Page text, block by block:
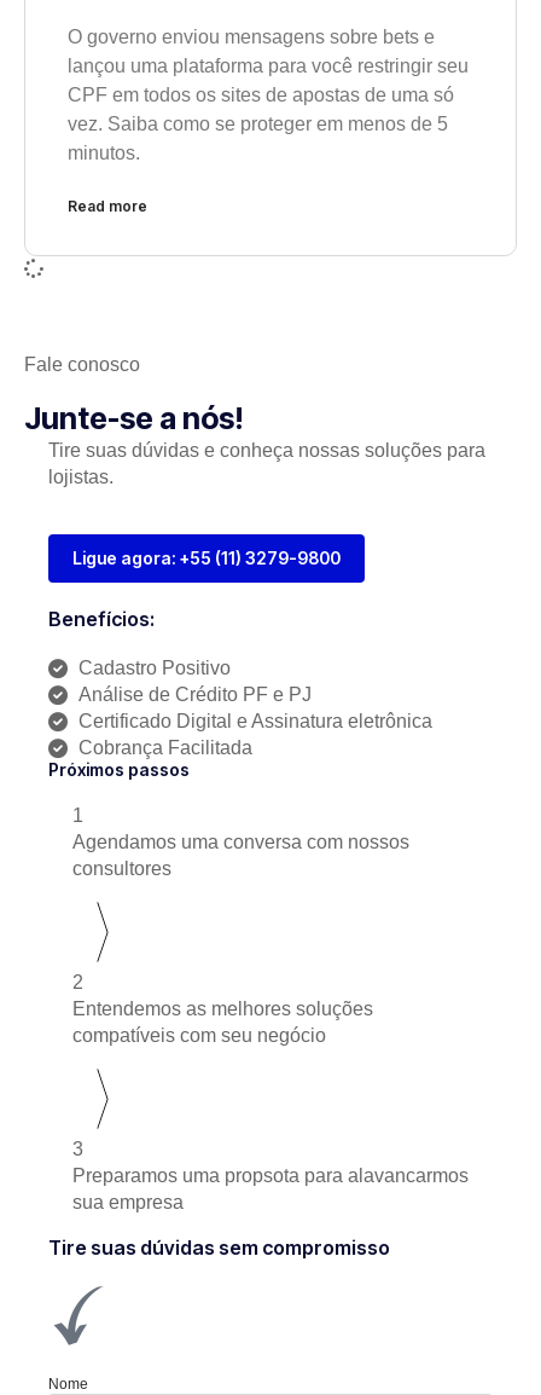
O governo enviou mensagens sobre bets e
lançou uma plataforma para você restringir seu
CPF em todos os sites de apostas de uma só
vez. Saiba como se proteger em menos de 5
minutos.
Read more
Fale conosco
Junte-se a nós!
Tire suas dúvidas e conheça nossas soluções para
lojistas.
Ligue agora: +55 (11) 3279-9800
Benefícios:
Cadastro Positivo
Análise de Crédito PF e PJ
Certificado Digital e Assinatura eletrônica
Cobrança Facilitada
Próximos passos
1
Agendamos uma conversa com nossos
consultores
2
Entendemos as melhores soluções
compatíveis com seu negócio
3
Preparamos uma propsota para alavancarmos
sua empresa
Tire suas dúvidas sem compromisso
Nome